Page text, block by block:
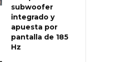
subwoofer
integrado y
apuesta por
pantalla de 185
Hz